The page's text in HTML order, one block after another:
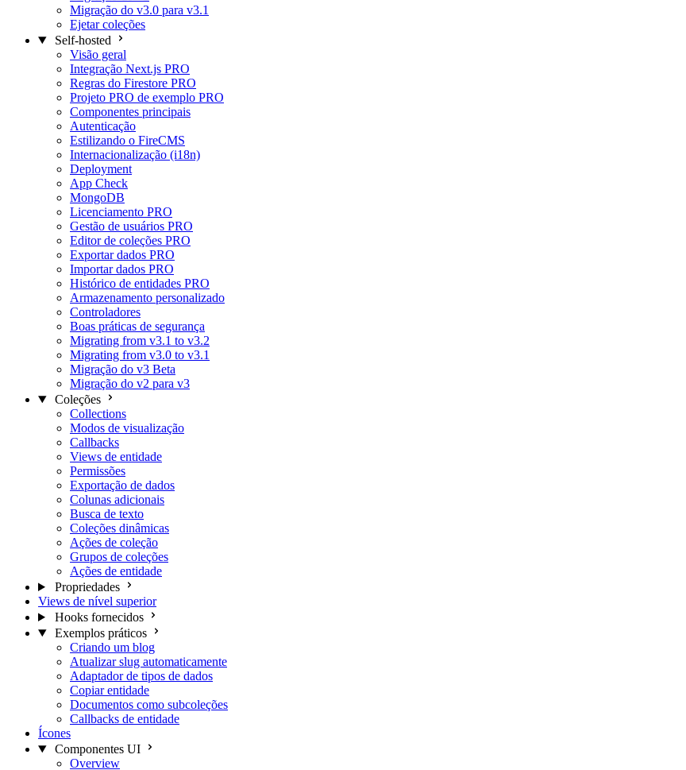
Migração do v3.0 para v3.1
Ejetar coleções
Self-hosted
Visão geral
Integração Next.js PRO
Regras do Firestore PRO
Projeto PRO de exemplo PRO
Componentes principais
Autenticação
Estilizando o FireCMS
Internacionalização (i18n)
Deployment
App Check
MongoDB
Licenciamento PRO
Gestão de usuários PRO
Editor de coleções PRO
Exportar dados PRO
Importar dados PRO
Histórico de entidades PRO
Armazenamento personalizado
Controladores
Boas práticas de segurança
Migrating from v3.1 to v3.2
Migrating from v3.0 to v3.1
Migração do v3 Beta
Migração do v2 para v3
Coleções
Collections
Modos de visualização
Callbacks
Views de entidade
Permissões
Exportação de dados
Colunas adicionais
Busca de texto
Coleções dinâmicas
Ações de coleção
Grupos de coleções
Ações de entidade
Propriedades
Views de nível superior
Hooks fornecidos
Exemplos práticos
Criando um blog
Atualizar slug automaticamente
Adaptador de tipos de dados
Copiar entidade
Documentos como subcoleções
Callbacks de entidade
Ícones
Componentes UI
Overview